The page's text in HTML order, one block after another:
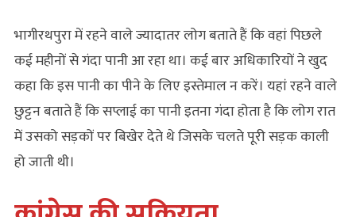
भागीरथपुरा में रहने वाले ज्यादातर लोग बताते हैं कि वहां पिछले
कई महीनों से गंदा पानी आ रहा था। कई बार अधिकारियों ने खुद
कहा कि इस पानी का पीने के लिए इस्तेमाल न करें। यहां रहने वाले
छुट्टन बताते हैं कि सप्लाई का पानी इतना गंदा होता है कि लोग रात
में उसको सड़कों पर बिखेर देते थे जिसके चलते पूरी सड़क काली
हो जाती थी।